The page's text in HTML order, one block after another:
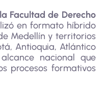
Facultad de Derecho
en formato híbrido
Medellín y territorios
Antioquia, Atlántico
nacional que
procesos formativos